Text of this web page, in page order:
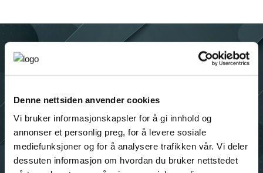
Denne nettsiden anvender cookies
Vi bruker informasjonskapsler for å gi innhold og
annonser et personlig preg, for å levere sosiale
mediefunksjoner og for å analysere trafikken vår. Vi deler
dessuten informasjon om hvordan du bruker nettstedet